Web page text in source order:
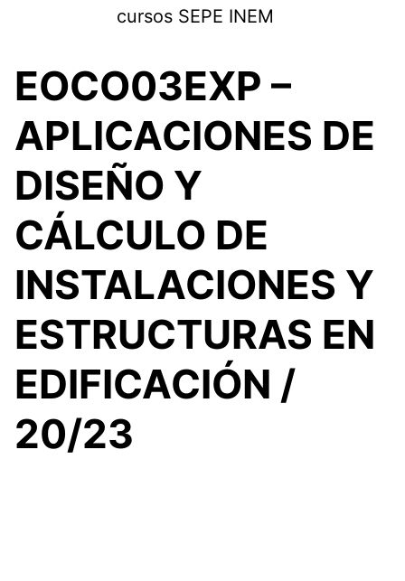
cursos SEPE INEM
EOCO03EXP –
APLICACIONES DE
DISEÑO Y
CÁLCULO DE
INSTALACIONES Y
ESTRUCTURAS EN
EDIFICACIÓN /
20/23